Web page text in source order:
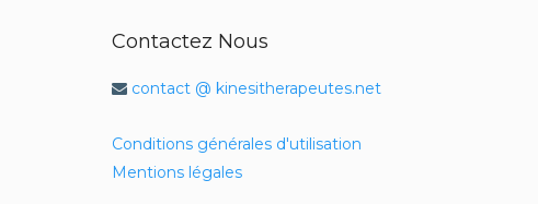
Contactez Nous
contact @ kinesitherapeutes.net
Conditions générales d'utilisation
Mentions légales